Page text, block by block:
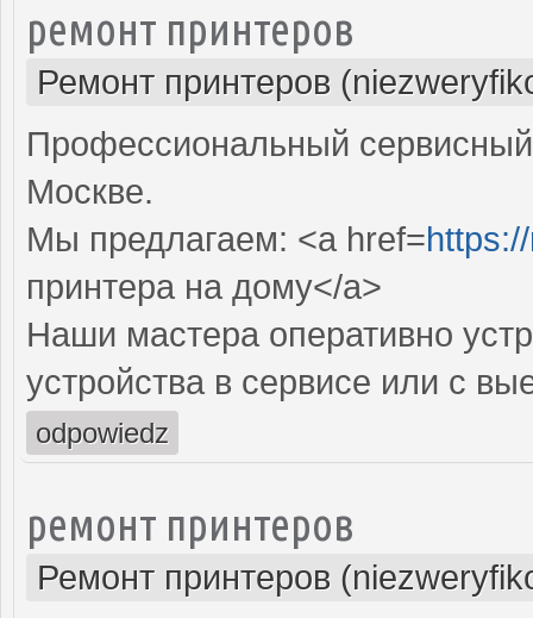
ремонт принтеров
Ремонт принтеров
Профессиональный
Москве.
Мы предлагаем: <a href=
принтера на дому</a>
Наши мастера оперативно
устройства в сервисе или с
odpowiedz
ремонт принтеров
Ремонт принтеров